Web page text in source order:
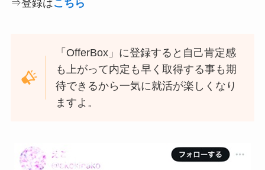
⇒登録はこちら
「OfferBox」に登録すると自己肯定感
も上がって内定も早く取得する事も期
待できるから一気に就活が楽しくなり
ますよ。